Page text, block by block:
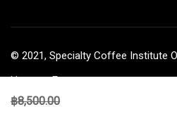
฿8,500.00
© 2021, Specialty Coffee Institute
Home
Events